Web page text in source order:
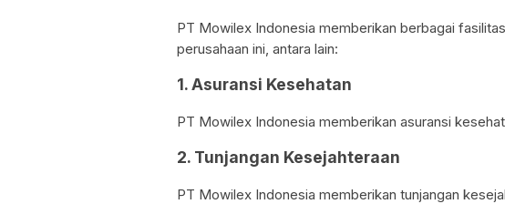
PT Mowilex Indonesia memberikan berbagai
perusahaan ini, antara lain:
1. Asuransi Kesehatan
PT Mowilex Indonesia memberikan asuransi
2. Tunjangan Kesejahteraan
PT Mowilex Indonesia memberikan tunjangan